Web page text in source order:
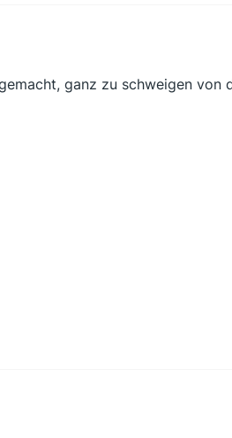
ganz zu schweigen von